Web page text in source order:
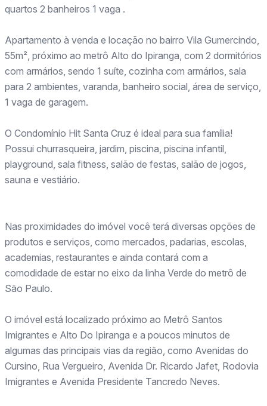
quartos 2 banheiros 1 vaga .
Apartamento à venda e locação no bairro Vila Gumercindo,
55m², próximo ao metrô Alto do Ipiranga, com 2 dormitórios
com armários, sendo 1 suíte, cozinha com armários, sala
para 2 ambientes, varanda, banheiro social, área de serviço,
1 vaga de garagem.
O Condomínio Hit Santa Cruz é ideal para sua família!
Possui churrasqueira, jardim, piscina, piscina infantil,
playground, sala fitness, salão de festas, salão de jogos,
sauna e vestiário.
Nas proximidades do imóvel você terá diversas opções de
produtos e serviços, como mercados, padarias, escolas,
academias, restaurantes e ainda contará com a
comodidade de estar no eixo da linha Verde do metrô de
São Paulo.
O imóvel está localizado próximo ao Metrô Santos
Imigrantes e Alto Do Ipiranga e a poucos minutos de
algumas das principais vias da região, como Avenidas do
Cursino, Rua Vergueiro, Avenida Dr. Ricardo Jafet, Rodovia
Imigrantes e Avenida Presidente Tancredo Neves.